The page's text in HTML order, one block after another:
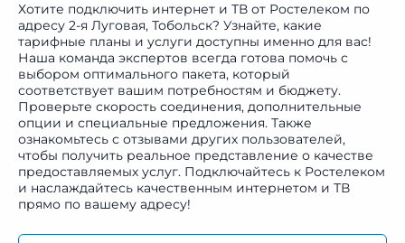
Хотите подключить интернет и ТВ от Ростелеком по
адресу 2-я Луговая, Тобольск? Узнайте, какие
тарифные планы и услуги доступны именно для вас!
Наша команда экспертов всегда готова помочь с
выбором оптимального пакета, который
соответствует вашим потребностям и бюджету.
Проверьте скорость соединения, дополнительные
опции и специальные предложения. Также
ознакомьтесь с отзывами других пользователей,
чтобы получить реальное представление о качестве
предоставляемых услуг. Подключайтесь к Ростелеком
и наслаждайтесь качественным интернетом и ТВ
прямо по вашему адресу!